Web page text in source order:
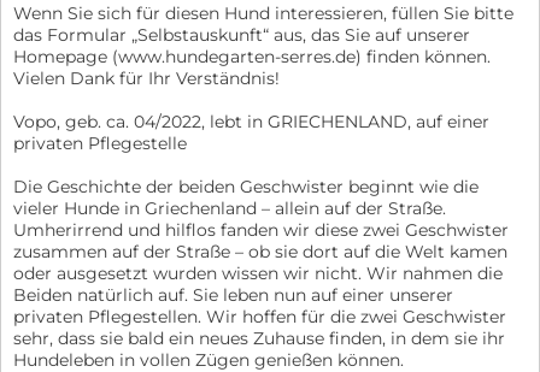
Wenn Sie sich für diesen Hund interessieren, füllen Sie bitte
das Formular „Selbstauskunft“ aus, das Sie auf unserer
Homepage (www.hundegarten-serres.de) finden können.
Vielen Dank für Ihr Verständnis!
Vopo, geb. ca. 04/2022, lebt in GRIECHENLAND, auf einer
privaten Pflegestelle
Die Geschichte der beiden Geschwister beginnt wie die
vieler Hunde in Griechenland – allein auf der Straße.
Umherirrend und hilflos fanden wir diese zwei Geschwister
zusammen auf der Straße – ob sie dort auf die Welt kamen
oder ausgesetzt wurden wissen wir nicht. Wir nahmen die
Beiden natürlich auf. Sie leben nun auf einer unserer
privaten Pflegestellen. Wir hoffen für die zwei Geschwister
sehr, dass sie bald ein neues Zuhause finden, in dem sie ihr
Hundeleben in vollen Zügen genießen können.